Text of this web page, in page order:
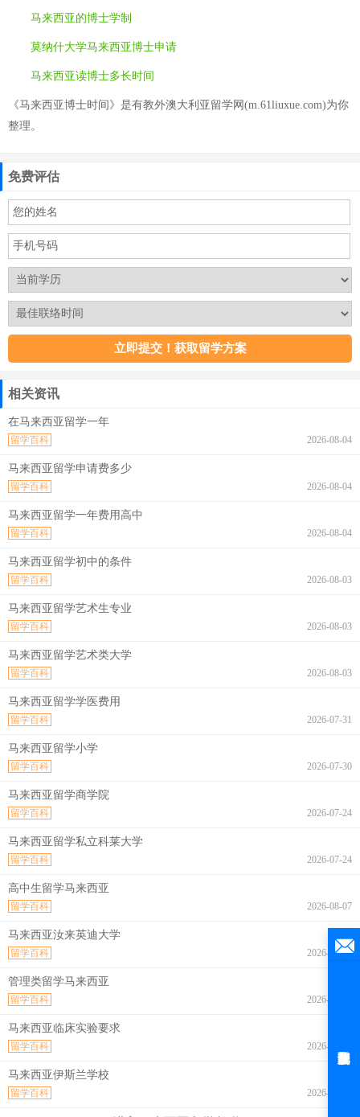
马来西亚的博士学制
莫纳什大学马来西亚博士申请
马来西亚读博士多长时间
《马来西亚博士时间》是有教外澳大利亚留学网(m.61liuxue.com)为你
整理。
免费评估
相关资讯
在马来西亚留学一年
2026-08-04
留学百科
马来西亚留学申请费多少
2026-08-04
留学百科
马来西亚留学一年费用高中
2026-08-04
留学百科
马来西亚留学初中的条件
2026-08-03
留学百科
马来西亚留学艺术生专业
2026-08-03
留学百科
马来西亚留学艺术类大学
2026-08-03
留学百科
马来西亚留学学医费用
2026-07-31
留学百科
马来西亚留学小学
2026-07-30
留学百科
马来西亚留学商学院
2026-07-24
留学百科
马来西亚留学私立科莱大学
2026-07-24
留学百科
高中生留学马来西亚
2026-08-07
留学百科
马来西亚汝来英迪大学
2026-08-07
留学百科
管理类留学马来西亚
2026-08-07
留学百科
马来西亚临床实验要求
2026-08-07
留学百科
马来西亚伊斯兰学校
2026-08-07
留学百科